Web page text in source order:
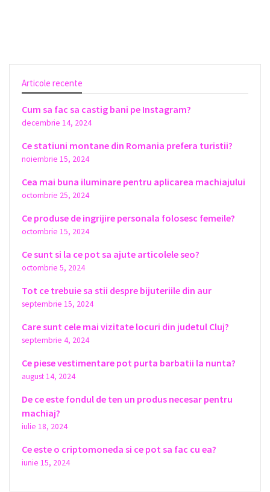
Articole recente
Cum sa fac sa castig bani pe Instagram?
decembrie 14, 2024
Ce statiuni montane din Romania prefera turistii?
noiembrie 15, 2024
Cea mai buna iluminare pentru aplicarea machiajului
octombrie 25, 2024
Ce produse de ingrijire personala folosesc femeile?
octombrie 15, 2024
Ce sunt si la ce pot sa ajute articolele seo?
octombrie 5, 2024
Tot ce trebuie sa stii despre bijuteriile din aur
septembrie 15, 2024
Care sunt cele mai vizitate locuri din judetul Cluj?
septembrie 4, 2024
Ce piese vestimentare pot purta barbatii la nunta?
august 14, 2024
De ce este fondul de ten un produs necesar pentru
machiaj?
iulie 18, 2024
Ce este o criptomoneda si ce pot sa fac cu ea?
iunie 15, 2024